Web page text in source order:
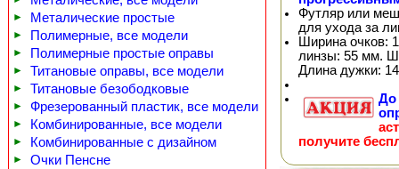
► Металические простые
► Полимерные, все модели
► Полимерные простые оправы
► Титановые оправы, все модели
► Титановые безободковые
► Фрезерованный пластик, все модели
► Комбинированные, все модели
► Комбинированные с дизайном
►
Очки Пенсне
Футляр или
для ухода за
Ширина очков:
линзы: 55 мм.
Длина дужки:
До
получите